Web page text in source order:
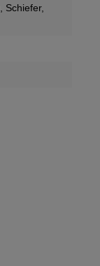
, Schiefer,